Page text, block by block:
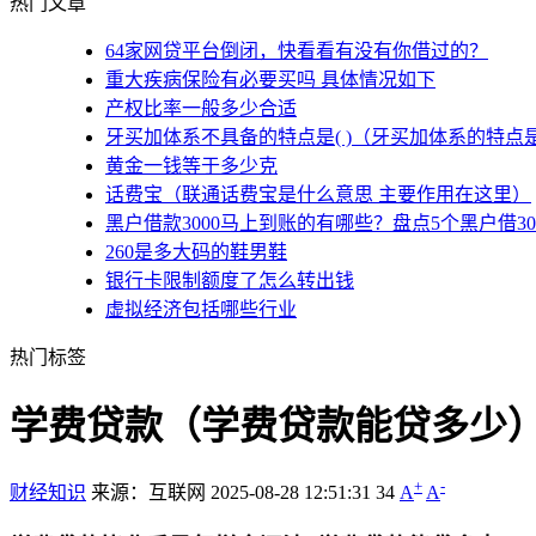
64家网贷平台倒闭，快看看有没有你借过的？
重大疾病保险有必要买吗 具体情况如下
产权比率一般多少合适
牙买加体系不具备的特点是( )（牙买加体系的特点
黄金一钱等于多少克
话费宝（联通话费宝是什么意思 主要作用在这里）
黑户借款3000马上到账的有哪些？盘点5个黑户借
260是多大码的鞋男鞋
银行卡限制额度了怎么转出钱
虚拟经济包括哪些行业
热门标签
学费贷款（学费贷款能贷多少）
财经知识 来源：互联网 2025-08-28 12:51:31 34 A+ A-